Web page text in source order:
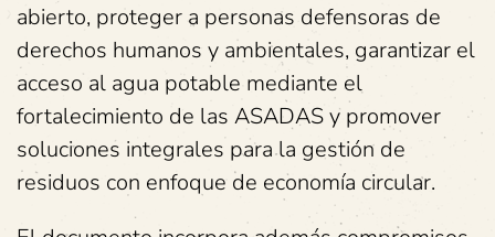
abierto, proteger a personas defensoras de
derechos humanos y ambientales, garantizar el
acceso al agua potable mediante el
fortalecimiento de las ASADAS y promover
soluciones integrales para la gestión de
residuos con enfoque de economía circular.